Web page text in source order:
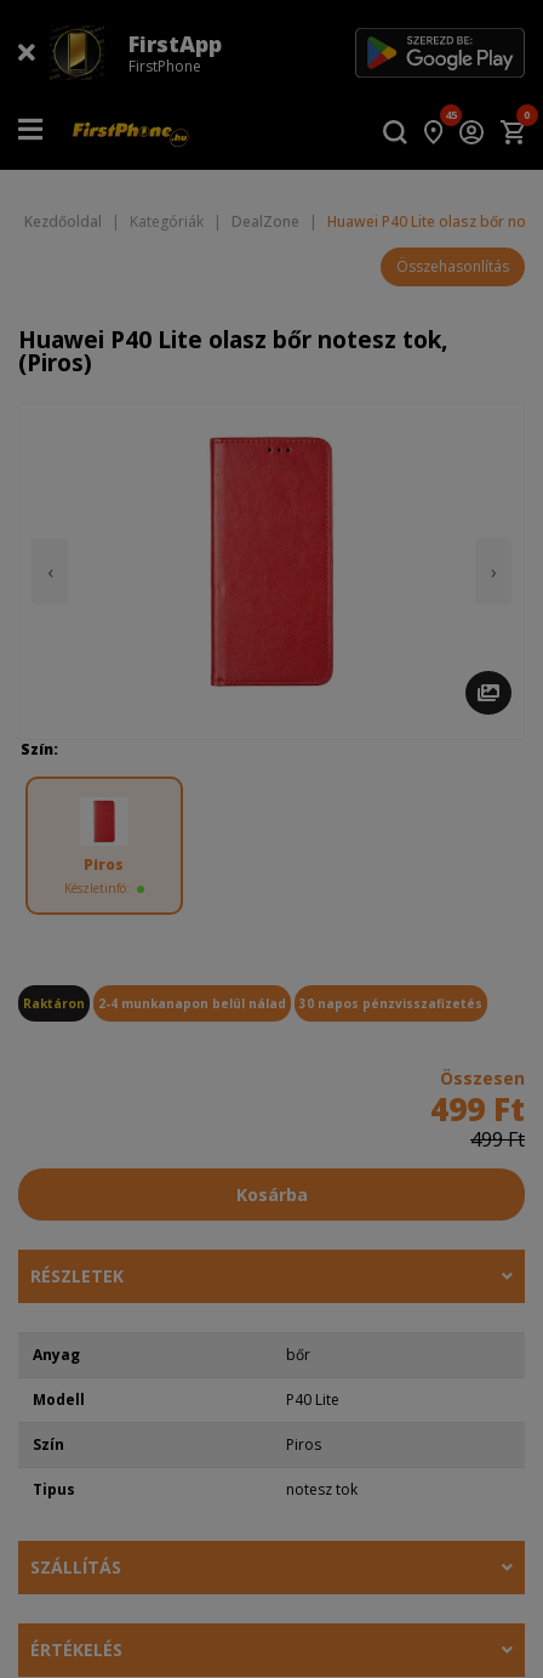
FirstApp
FirstPhone
45 0
Kezdőoldal | Kategóriák | DealZone | Huawei P40 Lite olasz bőr
Összehasonlítás
Huawei P40 Lite olasz bőr notesz tok,
(Piros)
‹ ›
Szín:
Piros
Készletinfó:
Raktáron 2-4 munkanapon belül nálad 30 napos pénzvisszafizetés
Összesen
499 Ft
499 Ft
Kosárba
RÉSZLETEK
Anyag bőr
Modell P40 Lite
Szín Piros
Tipus notesz tok
SZÁLLÍTÁS
ÉRTÉKELÉS